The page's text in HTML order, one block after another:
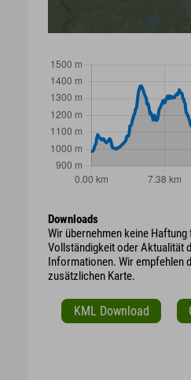
Downloads
Wir übernehmen keine
Vollständigkeit oder Aktualität
Informationen. Wir empfehlen
zusätzlichen Karte.
KML Download